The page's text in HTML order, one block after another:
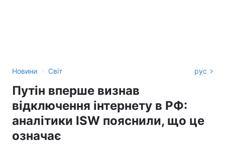
Новини › Світ рус
Путін вперше визнав
відключення інтернету в РФ:
аналітики ISW пояснили, що це
означає